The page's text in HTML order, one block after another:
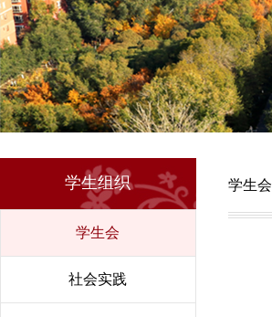
学生组织
学生会
社会实践
学生会